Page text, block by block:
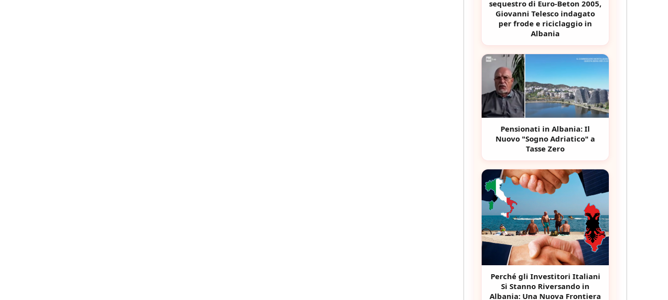
sequestro di Euro-Beton 2005,
Giovanni Telesco indagato
per frode e riciclaggio in
Albania
Pensionati in Albania: Il
Nuovo "Sogno Adriatico" a
Tasse Zero
Perché gli Investitori Italiani
Si Stanno Riversando in
Albania: Una Nuova Frontiera